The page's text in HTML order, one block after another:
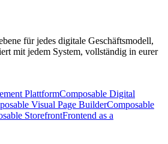
für jedes digitale Geschäftsmodell,
mit jedem System, vollständig in eurer
PlattformComposable Digital
Visual Page BuilderComposable
StorefrontFrontend as a